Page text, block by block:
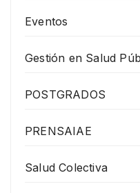
Eventos
Gestión en Salud
POSTGRADOS
PRENSAIAE
Salud Colectiva